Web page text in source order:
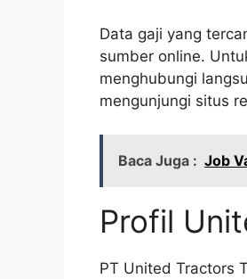
Data gaji yang
sumber online.
menghubungi
mengunjungi situs
Baca Juga : Job
Profil
PT United Tractors